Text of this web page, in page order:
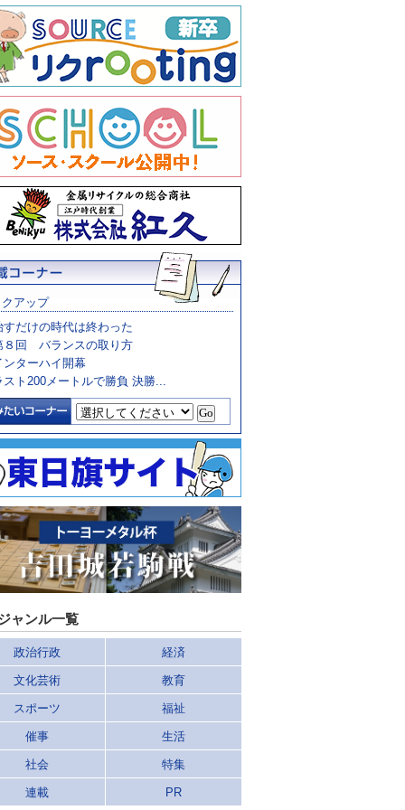
アップ
すだけの時代は終わった
８回 バランスの取り方
ンターハイ開幕
スト200メートルで勝負 決勝...
ャンル一覧
政治行政 経済
文化芸術 教育
スポーツ 福祉
催事 生活
社会 特集
連載 PR